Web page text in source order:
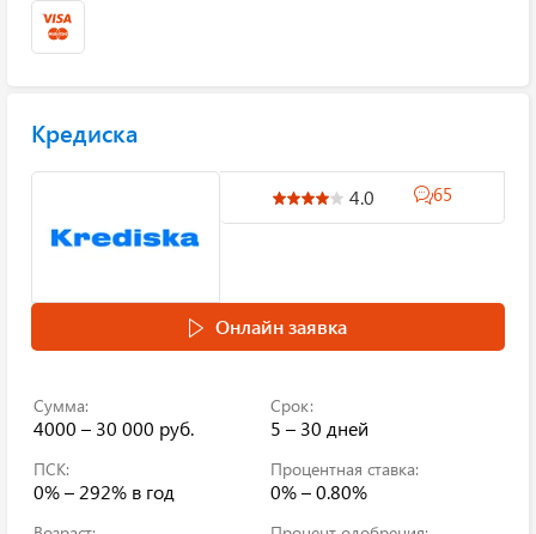
Кредиска
4.0 65
Онлайн заявка
Сумма:
4000 – 30 000 руб.
Срок:
5 – 30 дней
ПСК:
0% – 292% в год
Процентная ставка:
0% – 0.80%